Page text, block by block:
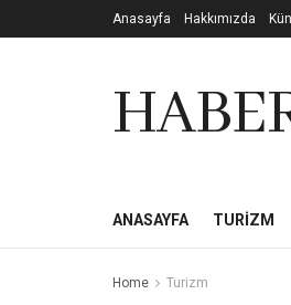
Anasayfa Hakkımızda
ANASAYFA TURIZM
Home Turizm